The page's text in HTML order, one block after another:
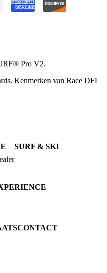
Pro V2.
Kenmerken van Race DFI
SURF & SKI
JETSURF Boards
CONTACT